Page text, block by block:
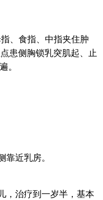
、食指、中指夹住肿
患侧胸锁乳突肌起、止
。
近乳房。
，治疗到一岁半，基本